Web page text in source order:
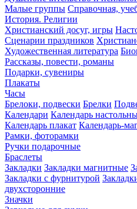
Малые группы Справочная,
История. Религии
Христианский досуг, игры
Сценарии праздников
Художественная литература
Рассказы, повести, романы
Подарки, сувениры
Плакаты
Часы
Брелоки, подвески Брелки
Календари Календарь
Календарь плакат Календарь-
Рамки, фоторамки
Ручки подарочные
Браслеты
Закладки Закладки магнитные
Закладки с фурнитурой
двухсторонние
Значки